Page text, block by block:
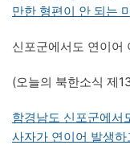
만한 형편이 안 되는
신포군에서도 연이어
(오늘의 북한소식 제
함경남도 신포군에서
사자가 연이어 발생